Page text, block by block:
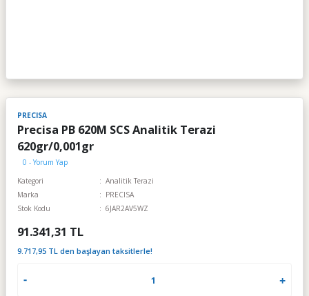
PRECISA
Precisa PB 620M SCS Analitik Terazi
620gr/0,001gr
0 - Yorum Yap
Kategori
Analitik Terazi
Marka
PRECISA
Stok Kodu
6JAR2AV5WZ
91.341,31 TL
9.717,95 TL den başlayan taksitlerle!